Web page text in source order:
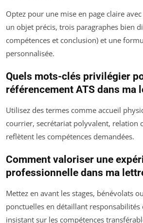
Optez pour une mise en page claire
un objet précis, trois paragraphes bien
compétences et conclusion) et une
personnalisée.
Quels mots-clés privilégier
référencement ATS dans ma
Utilisez des termes comme accueil
courrier, secrétariat polyvalent, relation
reflètent les compétences demandées.
Comment valoriser une
professionnelle dans ma
Mettez en avant les stages, bénévolats
ponctuelles en détaillant responsabilités
insistant sur les compétences